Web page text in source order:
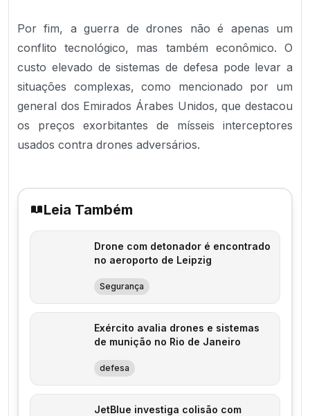
Por fim, a guerra de drones não é apenas um
conflito tecnológico, mas também econômico. O
custo elevado de sistemas de defesa pode levar a
situações complexas, como mencionado por um
general dos Emirados Árabes Unidos, que destacou
os preços exorbitantes de mísseis interceptores
usados contra drones adversários.
Leia Também
Drone com detonador é encontrado
no aeroporto de Leipzig
Segurança
Exército avalia drones e sistemas
de munição no Rio de Janeiro
defesa
JetBlue investiga colisão com